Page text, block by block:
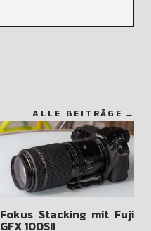
ALLE BEITRÄGE
Fokus Stacking mit Fuji
GFX 100SII